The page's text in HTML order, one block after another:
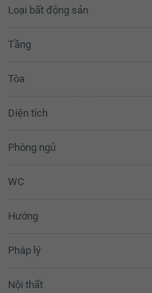
Loại bất động sản
Tầng
Tòa
Diện tích
Phòng ngủ
WC
Hướng
Pháp lý
Nội thất